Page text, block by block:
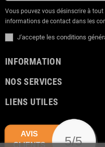
Vous pouvez vous désinscrire à
informations de contact dans les
J'accepte les conditions
INFORMATION
NOS SERVICES
LIENS UTILES
AVIS
CLIENTS
5/5